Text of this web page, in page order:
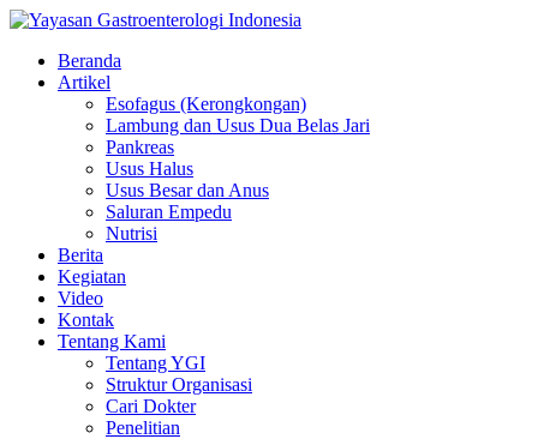
Beranda
Artikel
Esofagus (Kerongkongan)
Lambung dan Usus Dua Belas Jari
Pankreas
Usus Halus
Usus Besar dan Anus
Saluran Empedu
Nutrisi
Berita
Kegiatan
Video
Kontak
Tentang Kami
Tentang YGI
Struktur Organisasi
Cari Dokter
Penelitian